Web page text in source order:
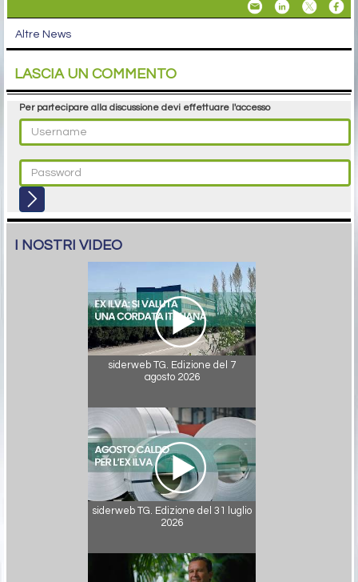
Altre News
LASCIA UN COMMENTO
Per partecipare alla discussione devi effettuare l'accesso
I NOSTRI VIDEO
siderweb TG. Edizione del 7
agosto 2026
siderweb TG. Edizione del 31 luglio
2026